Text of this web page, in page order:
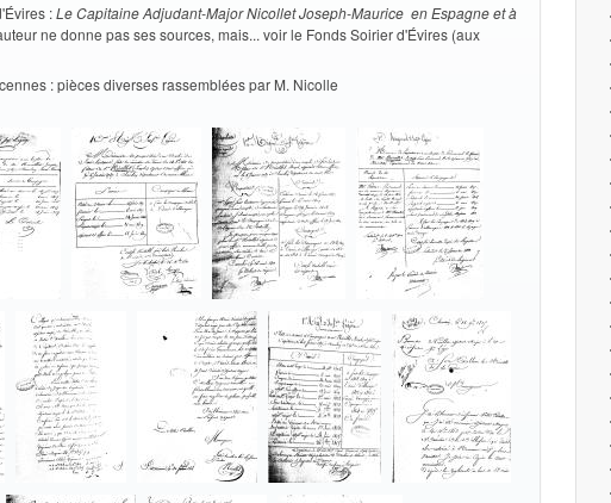
:Le Capitaine Adjudant-Major Nicollet Joseph-Maurice en Espagne et à
ne donne pas ses sources, mais... voir le Fonds Soirier d'Évires (aux
: pièces diverses rassemblées par M. Nicolle